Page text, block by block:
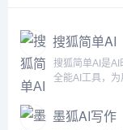
搜狐简单AI
搜狐简单AI是AI
全能AI工具，为
写作、AI在线图
供海量图片制作
墨狐AI写作